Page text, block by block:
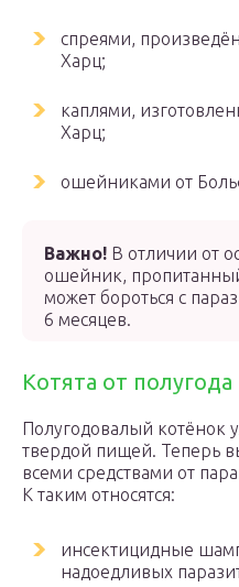
спреями,
Харц;
каплями,
Харц;
ошейниками от
Важно! В отличии от
ошейник,
может бороться с
6 месяцев.
Котята от
Полугодовалый котёнок
твердой пищей. Теперь
всеми средствами от
К таким относятся:
инсектицидные
надоедливых